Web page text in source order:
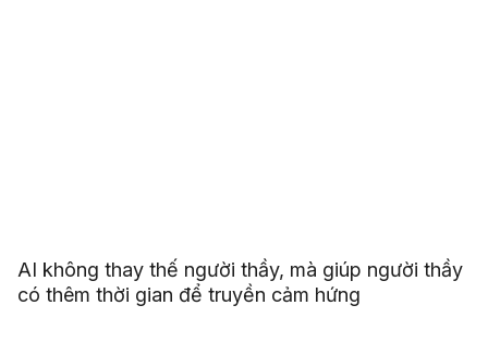
AI không thay thế người thầy, mà giúp người thầy
có thêm thời gian để truyền cảm hứng